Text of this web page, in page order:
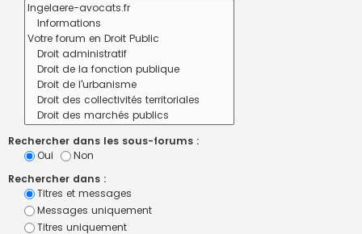
Rechercher dans les sous-forums :
Oui
Non
Rechercher dans :
Titres et messages
Messages uniquement
Titres uniquement